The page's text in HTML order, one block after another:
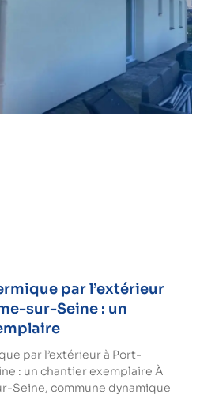
par l’extérieur
sur-Seine : un
par l’extérieur à Port-
: un chantier exemplaire À
Seine, commune dynamique